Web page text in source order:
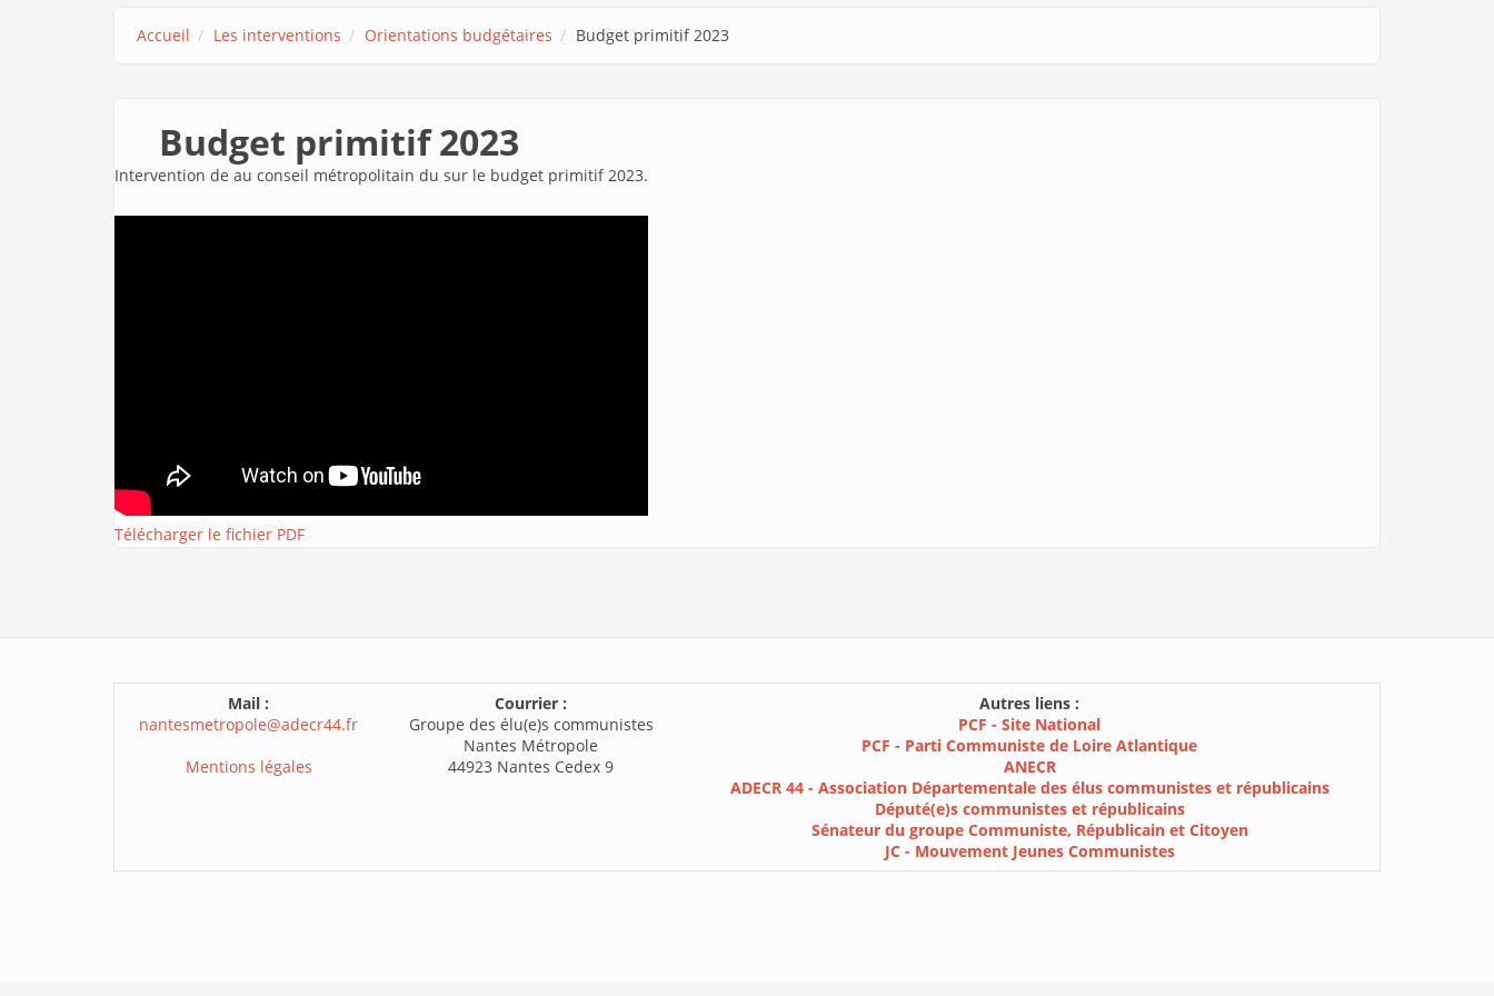
Accueil Les interventions Orientations budgétaires Budget primitif 2023
Budget primitif 2023
Intervention de au conseil métropolitain du sur le budget primitif 2023.
Télécharger le fichier PDF
Mail :
nantesmetropole@adecr44.fr
Mentions légales
Courrier :
Groupe des élu(e)s communistes
Nantes Métropole
44923 Nantes Cedex 9
Autres liens :
PCF - Site National
PCF - Parti Communiste de Loire Atlantique
ANECR
ADECR 44 - Association Départementale des élus communistes et républicains
Député(e)s communistes et républicains
Sénateur du groupe Communiste, Républicain et Citoyen
JC - Mouvement Jeunes Communistes